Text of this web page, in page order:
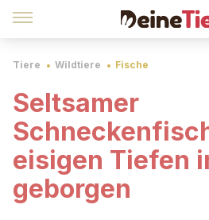
Tiere Wildtiere Fische
Seltsamer
eisigen Tiefen
geborgen